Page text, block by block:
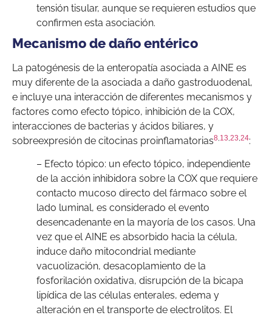
tensión tisular, aunque se requieren estudios que
confirmen esta asociación.
Mecanismo de daño entérico
La patogénesis de la enteropatía asociada a AINE es
muy diferente de la asociada a daño gastroduodenal,
e incluye una interacción de diferentes mecanismos y
factores como efecto tópico, inhibición de la COX,
interacciones de bacterias y ácidos biliares, y
sobreexpresión de citocinas proinflamatorias8 13 23 24:
– Efecto tópico: un efecto tópico, independiente
de la acción inhibidora sobre la COX que requiere
contacto mucoso directo del fármaco sobre el
lado luminal, es considerado el evento
desencadenante en la mayoría de los casos. Una
vez que el AINE es absorbido hacia la célula,
induce daño mitocondrial mediante
vacuolización, desacoplamiento de la
fosforilación oxidativa, disrupción de la bicapa
lipídica de las células enterales, edema y
alteración en el transporte de electrolitos. El